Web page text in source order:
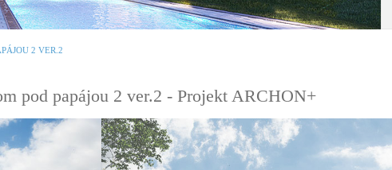
2 VER.2
pod papájou 2 ver.2 - Projekt ARCHON+